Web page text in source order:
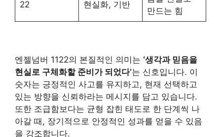
22 현실화, 기반
만드는 힘
엔젤넘버 1122의 본질적인 의미는 ‘생각과 믿음을
현실로 구체화할 준비가 되었다’는 신호입니다. 이
숫자는 긍정적인 사고를 유지하고, 현재 선택하고
있는 방향을 신뢰하라는 메시지를 담고 있습니다.
또한 조급함보다는 균형 잡힌 태도로 한 단계씩 나
아갈 때, 장기적으로 안정적인 성과를 얻을 수 있음
을 강조합니다.